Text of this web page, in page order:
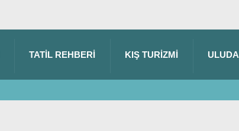
TATIL REHBERI KIŞ TURIZMI